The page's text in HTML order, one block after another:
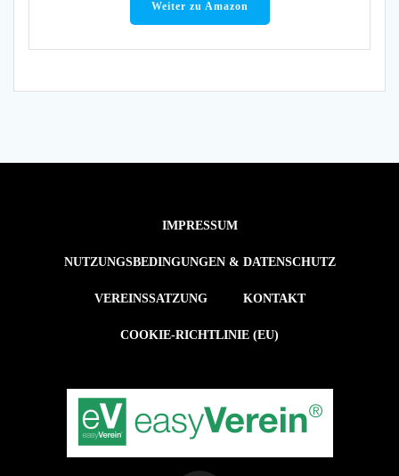
Weiter zu Amazon
IMPRESSUM
NUTZUNGSBEDINGUNGEN & DATENSCHUTZ
VEREINSSATZUNG KONTAKT
COOKIE-RICHTLINIE (EU)